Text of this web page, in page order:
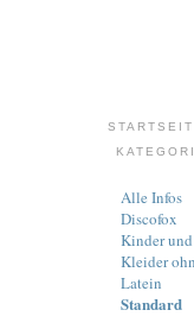
Alle Infos
Discofox
Kinder
Kleider
Latein
Standard